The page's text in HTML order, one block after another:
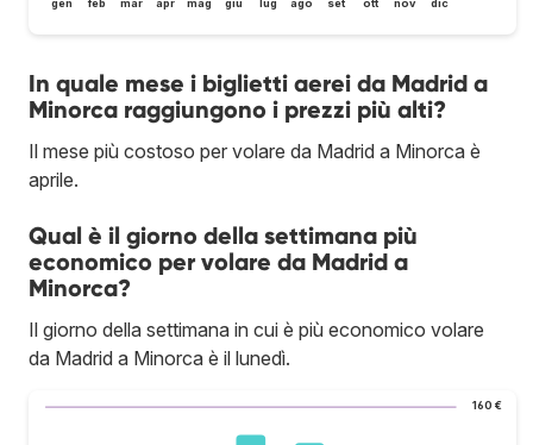
gen feb mar apr mag giu lug ago set ott nov dic
In quale mese i biglietti aerei da Madrid a
Minorca raggiungono i prezzi più alti?
Il mese più costoso per volare da Madrid a Minorca è
aprile.
Qual è il giorno della settimana più
economico per volare da Madrid a
Minorca?
Il giorno della settimana in cui è più economico volare
da Madrid a Minorca è il lunedì.
160 €